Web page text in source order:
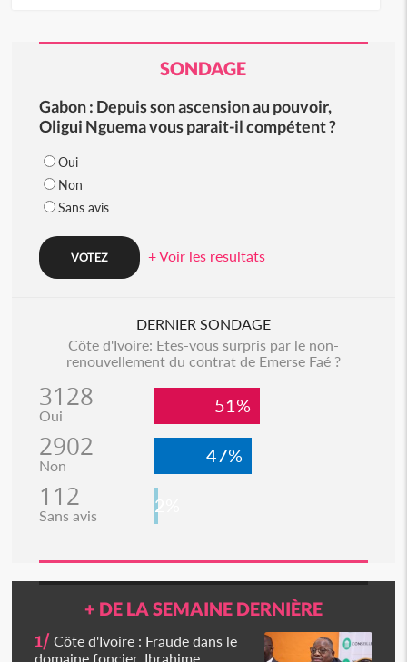
SONDAGE
Gabon : Depuis son ascension au pouvoir,
Oligui Nguema vous parait-il compétent ?
Oui
Non
Sans avis
+ Voir les resultats
DERNIER SONDAGE
Côte d'Ivoire: Etes-vous surpris par le non-
renouvellement du contrat de Emerse Faé ?
3128
Oui 51%
2902
Non 47%
112
Sans avis 2%
+ DE LA SEMAINE DERNIÈRE
1/ Côte d'Ivoire : Fraude dans le
domaine foncier, Ibrahime